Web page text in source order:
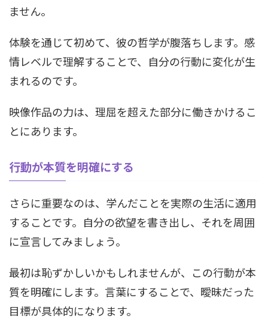
ません。
体験を通じて初めて、彼の哲学が腹落ちします。感
情レベルで理解することで、自分の行動に変化が生
まれるのです。
映像作品の力は、理屈を超えた部分に働きかけるこ
とにあります。
行動が本質を明確にする
さらに重要なのは、学んだことを実際の生活に適用
することです。自分の欲望を書き出し、それを周囲
に宣言してみましょう。
最初は恥ずかしいかもしれませんが、この行動が本
質を明確にします。言葉にすることで、曖昧だった
目標が具体的になります。